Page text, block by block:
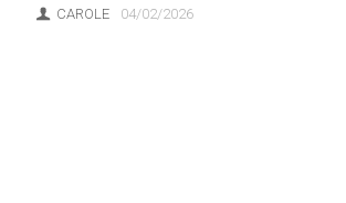
CAROLE 04/02/2026